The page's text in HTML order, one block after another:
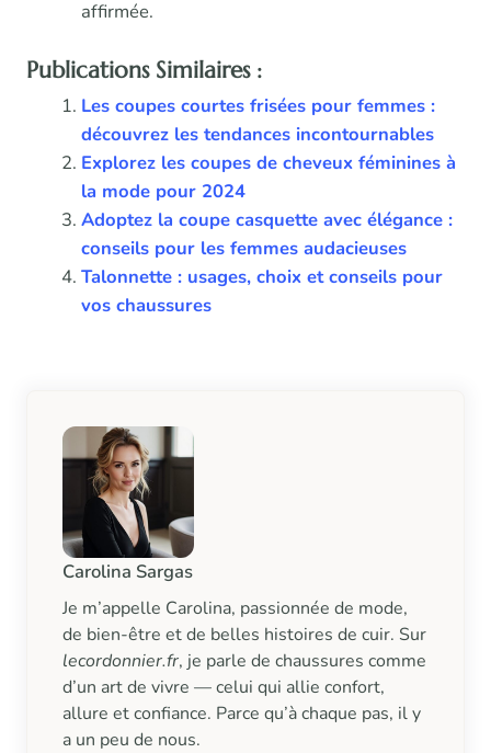
affirmée.
Publications Similaires :
Les coupes courtes frisées pour femmes :
découvrez les tendances incontournables
Explorez les coupes de cheveux féminines à
la mode pour 2024
Adoptez la coupe casquette avec élégance :
conseils pour les femmes audacieuses
Talonnette : usages, choix et conseils pour
vos chaussures
Carolina Sargas
Je m’appelle Carolina, passionnée de mode,
de bien-être et de belles histoires de cuir. Sur
lecordonnier.fr, je parle de chaussures comme
d’un art de vivre — celui qui allie confort,
allure et confiance. Parce qu’à chaque pas, il y
a un peu de nous.